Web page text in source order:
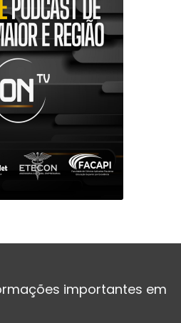
importantes em